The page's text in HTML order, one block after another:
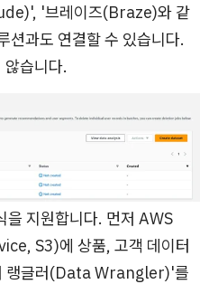
'브레이즈(Braze)와 같
션과도 연결할 수 있습니다.
않습니다.
을 지원합니다. 먼저 AWS
S3)에 상품, 고객 데이터
랭글러(Data Wrangler)'를